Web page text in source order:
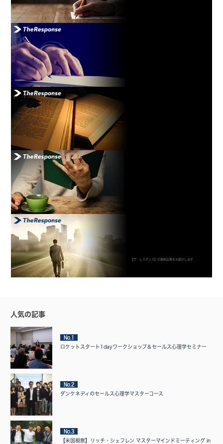
【ザ・レスポンス】の最新記事をお届けします
人気の記事
No.1
ロケットスタート1dayワークショップ＆セールス心理学セミナー
No.2
ダンケネディのセールス心理学マスターコース
No.3
【米国視察】リッチ・シェフレン マスターマインドミーティング in